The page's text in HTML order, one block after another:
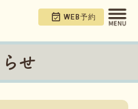
WEB予約
せ